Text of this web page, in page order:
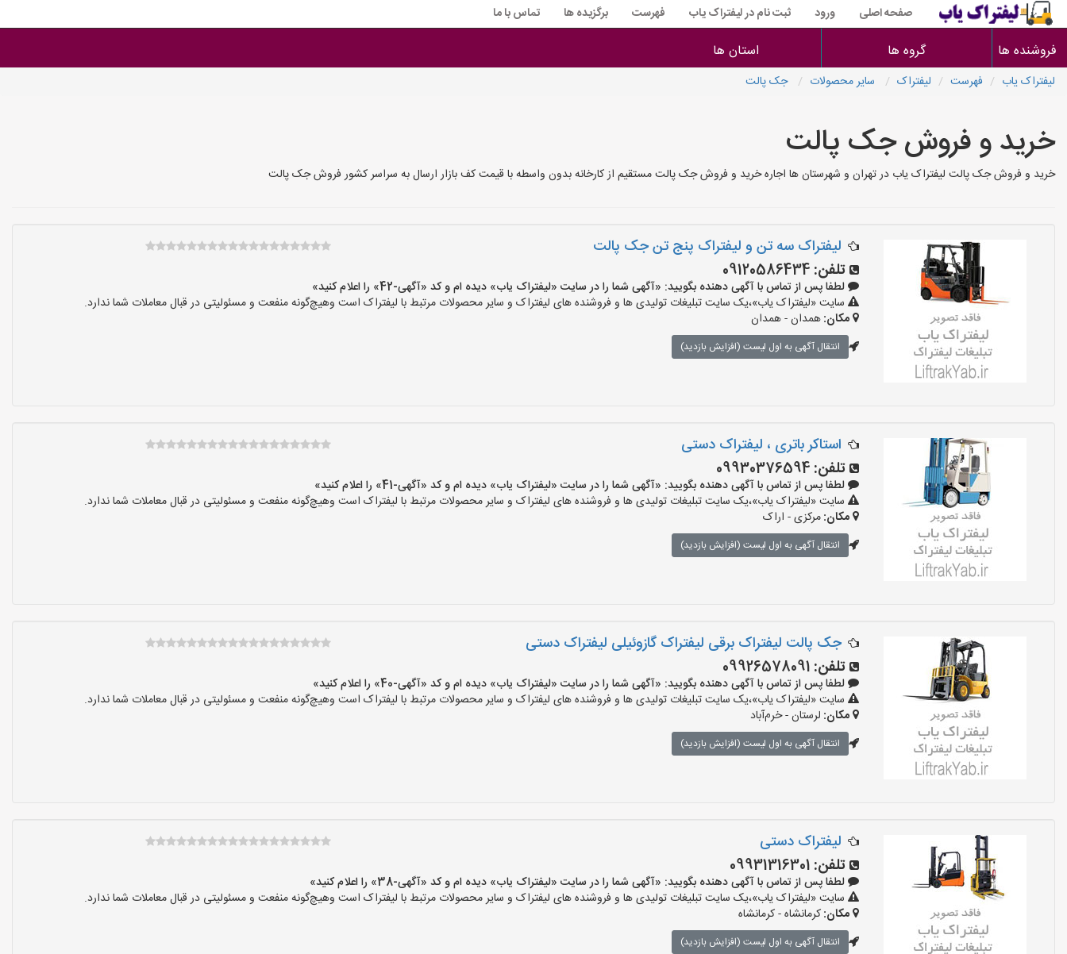
صفحه اصلی ورود ثبت نام در لیفتراک یاب فهرست برگزیده ها تماس با ما
فروشنده ها گروه ها استان ها
لیفتراک یاب فهرست لیفتراک سایر محصولات جک پالت
خرید و فروش جک پالت
خرید و فروش جک پالت لیفتراک یاب در تهران و شهرستان ها اجاره خرید و فروش جک پالت مستقیم از کارخانه بدون واسطه با قیمت کف بازار ارسال به سراسر کشور فروش جک پالت
لیفتراک سه تن و لیفتراک پنج تن جک پالت
تلفن: 09120586434
لطفا پس از تماس با آگهی دهنده بگویید: «آگهی شما را در سایت «لیفتراک یاب» دیده ام و کد «آگهی-42» را اعلام کنید»
سایت «لیفتراک یاب»،یک سایت تبلیغات تولیدی ها و فروشنده های لیفتراک و سایر محصولات مرتبط با لیفتراک است وهیچ‌گونه منفعت و مسئولیتی در قبال معاملات شما ندارد.
مکان:همدان - همدان
انتقال آگهی به اول لیست (افزایش بازدید)
استاکر باتری ، لیفتراک دستی
تلفن: 09930376594
لطفا پس از تماس با آگهی دهنده بگویید: «آگهی شما را در سایت «لیفتراک یاب» دیده ام و کد «آگهی-41» را اعلام کنید»
سایت «لیفتراک یاب»،یک سایت تبلیغات تولیدی ها و فروشنده های لیفتراک و سایر محصولات مرتبط با لیفتراک است وهیچ‌گونه منفعت و مسئولیتی در قبال معاملات شما ندارد.
مکان:مرکزی - اراک
انتقال آگهی به اول لیست (افزایش بازدید)
جک پالت لیفتراک برقی لیفتراک گازوئیلی لیفتراک دستی
تلفن: 09926578091
لطفا پس از تماس با آگهی دهنده بگویید: «آگهی شما را در سایت «لیفتراک یاب» دیده ام و کد «آگهی-40» را اعلام کنید»
سایت «لیفتراک یاب»،یک سایت تبلیغات تولیدی ها و فروشنده های لیفتراک و سایر محصولات مرتبط با لیفتراک است وهیچ‌گونه منفعت و مسئولیتی در قبال معاملات شما ندارد.
مکان: لرستان - خرم‌آباد
انتقال آگهی به اول لیست (افزایش بازدید)
لیفتراک دستی
تلفن: 09931316301
لطفا پس از تماس با آگهی دهنده بگویید: «آگهی شما را در سایت «لیفتراک یاب» دیده ام و کد «آگهی-38» را اعلام کنید»
سایت «لیفتراک یاب»،یک سایت تبلیغات تولیدی ها و فروشنده های لیفتراک و سایر محصولات مرتبط با لیفتراک است وهیچ‌گونه منفعت و مسئولیتی در قبال معاملات شما ندارد.
مکان:کرمانشاه - کرمانشاه
انتقال آگهی به اول لیست (افزایش بازدید)